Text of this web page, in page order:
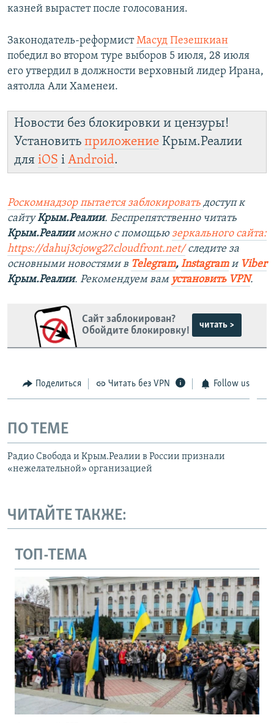
казней вырастет после голосования.
Законодатель-реформистМасуд Пезешкиан
победил во втором туре выборов 5 июля, 28 июля
его утвердил в должности верховный лидер Ирана,
аятолла Али Хаменеи.
Новости без блокировки и цензуры!
Установить приложение Крым.Реалии
для iOS і Android.
Роскомнадзор пытается заблокировать доступ к
сайтуКрым.Реалии. Беспрепятственно читать
Крым.Реалииможно с помощью зеркального сайта:
https://dahuj3cjowg27.cloudfront.net/следите за
основными новостями в Telegram, Instagramи Viber
Крым.Реалии. Рекомендуем вам установить VPN.
Сайт заблокирован?
Обойдите блокировку!
читать >
Поделиться Читать без VPN Follow us
ПО ТЕМЕ
Радио Свобода и Крым.Реалии в России признали
«нежелательной» организацией
ЧИТАЙТЕ ТАКЖЕ:
ТОП-ТЕМА